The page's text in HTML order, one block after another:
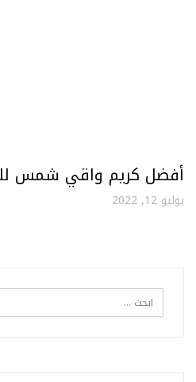
أفضل كريم واقي شمس
يوليو 12, 2022